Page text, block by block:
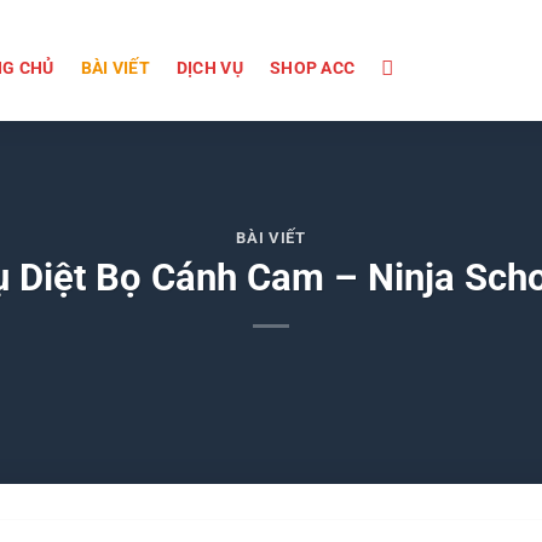
CHỦ BÀI VIẾT DỊCH VỤ SHOP ACC
BÀI VIẾT
Diệt Bọ Cánh Cam – Ninja